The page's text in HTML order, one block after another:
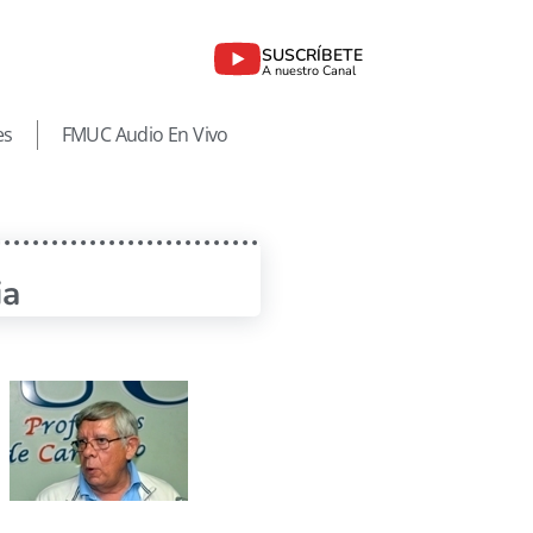
SUSCRÍBETE
A nuestro Canal
FMUC Audio En Vivo